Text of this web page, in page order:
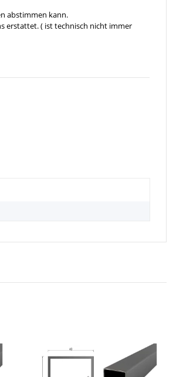
abstimmen kann.
erstattet. ( ist technisch nicht immer